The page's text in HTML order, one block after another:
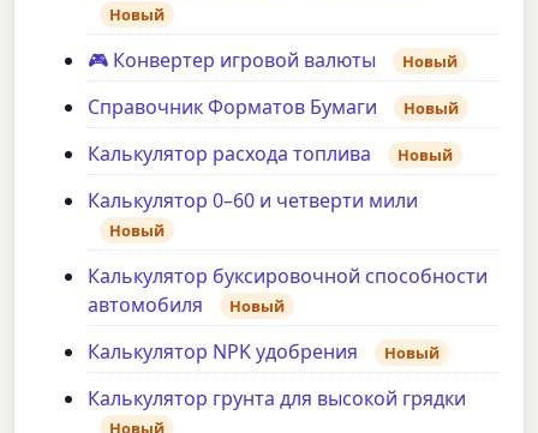
Новый
🎮 Конвертер игровой валюты Новый
Справочник Форматов Бумаги Новый
Калькулятор расхода топлива Новый
Калькулятор 0–60 и четверти мили
Новый
Калькулятор буксировочной способности
автомобиля
Новый
Калькулятор NPK удобрения Новый
Калькулятор грунта для высокой грядки